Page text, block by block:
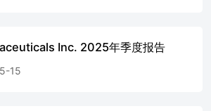
第5项。其他信息19 条目 6。展览品20签名21
Inc. 及子公司 紧缩合并资产负债表
Inc. 2025年季度报告
15